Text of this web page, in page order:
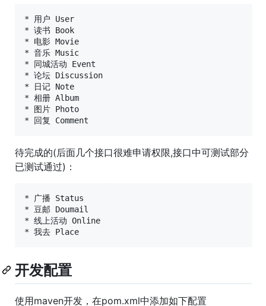
* 用户 User
* 读书 Book
* 电影 Movie
* 音乐 Music
* 同城活动 Event
* 论坛 Discussion
* 日记 Note
* 相册 Album
* 图片 Photo
待完成的(后面几个接口很难申请权限,接口中可测试部分
已测试通过)：
* 广播 Status
* 豆邮 Doumail
* 线上活动 Online
开发配置
使用maven开发，在pom.xml中添加如下配置